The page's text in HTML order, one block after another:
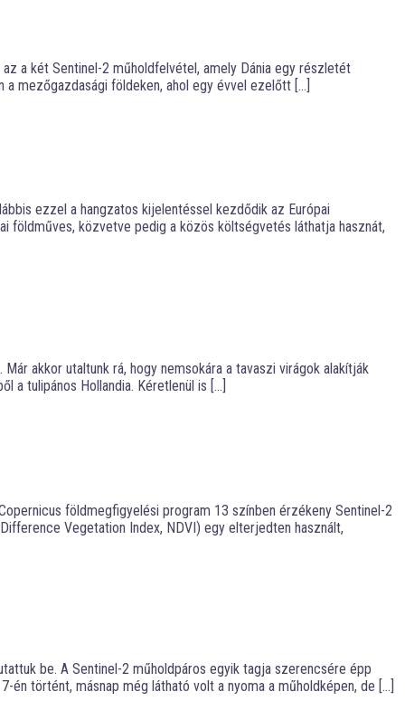
a két Sentinel-2 műholdfelvétel, amely Dánia egy részletét
a mezőgazdasági földeken, ahol egy évvel ezelőtt […]
ezzel a hangzatos kijelentéssel kezdődik az Európai
földműves, közvetve pedig a közös költségvetés láthatja hasznát,
akkor utaltunk rá, hogy nemsokára a tavaszi virágok alakítják
a tulipános Hollandia. Kéretlenül is […]
földmegfigyelési program 13 színben érzékeny Sentinel-2
Vegetation Index, NDVI) egy elterjedten használt,
be. A Sentinel-2 műholdpáros egyik tagja szerencsére épp
történt, másnap még látható volt a nyoma a műholdképen, de […]